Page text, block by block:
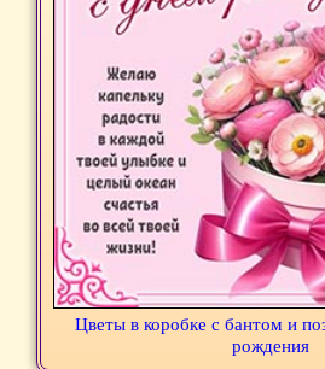
Цветы в коробке с бантом и
рождения